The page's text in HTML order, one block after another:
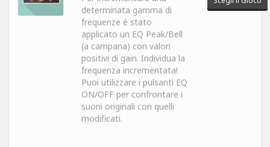
determinata gamma di
frequenze è stato
applicato un EQ Peak/Bell
(a campana) con valori
positivi di gain. Individua la
frequenza incrementata!
Puoi utilizzare i pulsanti EQ
ON/OFF per confrontare i
suoni originali con quelli
modificati.